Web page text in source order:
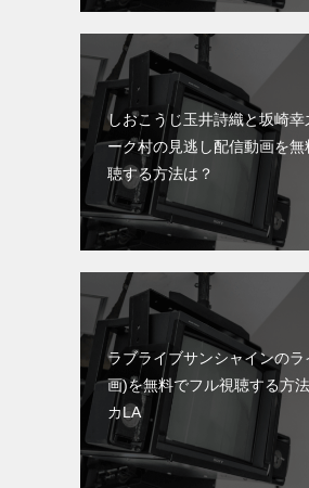
しおこうじ玉井詩織と坂崎幸
ーク村の見逃し配信動画を無
聴する方法は？
ラブライブサンシャインのラ
画)を無料でフル視聴する方
カLA